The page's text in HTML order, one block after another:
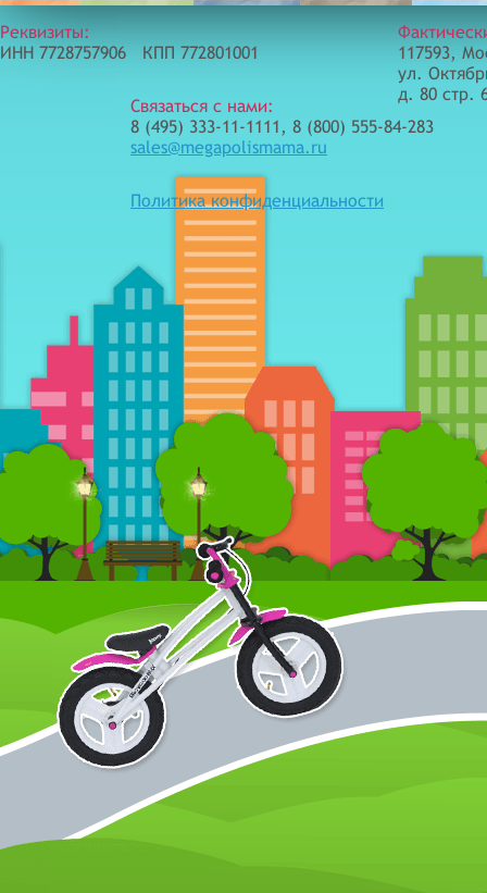
Реквизиты:
ИНН 7728757906 КПП 772801001
Связаться с нами:
8 (495) 333-11-1111, 8 (800) 555-84-283
sales@megapolismama.ru
Политика конфиденциальности
117593,
ул.
д. 80 стр.